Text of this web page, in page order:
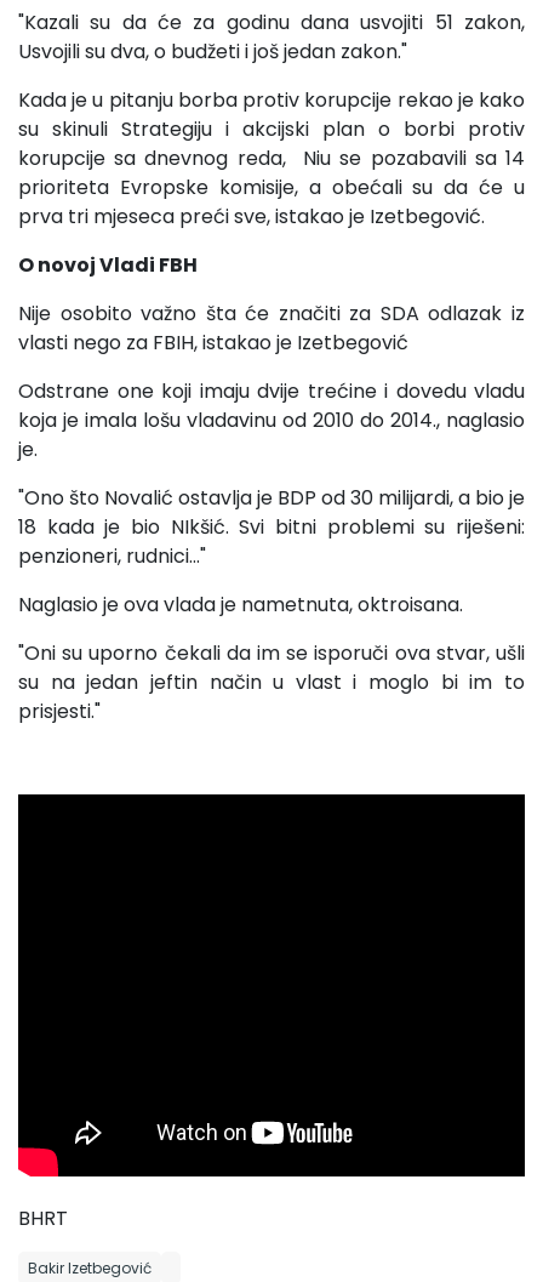
"Kazali su da će za godinu dana usvojiti 51 zakon,
Usvojili su dva, o budžeti i još jedan zakon."
Kada je u pitanju borba protiv korupcije rekao je kako
su skinuli Strategiju i akcijski plan o borbi protiv
korupcije sa dnevnog reda, Niu se pozabavili sa 14
prioriteta Evropske komisije, a obećali su da će u
prva tri mjeseca preći sve, istakao je Izetbegović.
O novoj Vladi FBH
Nije osobito važno šta će značiti za SDA odlazak iz
vlasti nego za FBIH, istakao je Izetbegović
Odstrane one koji imaju dvije trećine i dovedu vladu
koja je imala lošu vladavinu od 2010 do 2014., naglasio
je.
"Ono što Novalić ostavlja je BDP od 30 milijardi, a bio je
18 kada je bio NIkšić. Svi bitni problemi su riješeni:
penzioneri, rudnici..."
Naglasio je ova vlada je nametnuta, oktroisana.
"Oni su uporno čekali da im se isporuči ova stvar, ušli
su na jedan jeftin način u vlast i moglo bi im to
prisjesti."
BHRT
Bakir Izetbegović